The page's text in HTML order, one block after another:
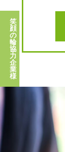
笑
顔
の
輪
協
力
企
業
様